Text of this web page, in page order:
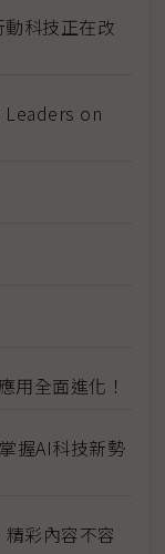
科技正在改
on
用全面進化！
握AI科技新勢
彩內容不容